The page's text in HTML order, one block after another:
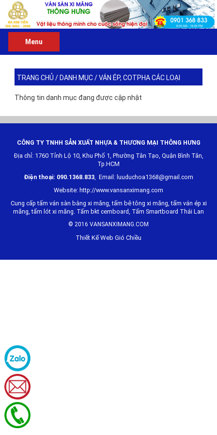
Menu
TRANG CHỦ / DANH MỤC/VÁN ÉP, COTPHA CÁC LOẠI
Thông tin danh mục đang được cập nhật
CÔNG TY TNHH SẢN XUẤT NHỰA & THƯƠNG MẠI THÔNG HƯNG
Địa chỉ: 1760 Tỉnh Lộ 10, Khu Phố 1, Phường Tân Tạo, Quận Bình Tân,
Tp.HCM
Điện thoại: 090.1368.833, Email: luuduchoa1368@gmail.com
Website: http://www.vansanximang.com
Cung cấp tấm ván sàn bằng xi măng, tấm bê tông xi măng, tấm ván ép xi
măng, tấm lót xi măng. Tấm bkt cemboard, Tấm Smartboard Thái Lan
© 2016 VANSANXIMANG.COM
Thiết Kế Web Gió Chiều